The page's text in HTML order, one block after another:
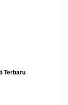
Terbaru